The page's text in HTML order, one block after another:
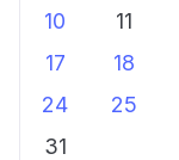
10
11
17
18
24
25
31